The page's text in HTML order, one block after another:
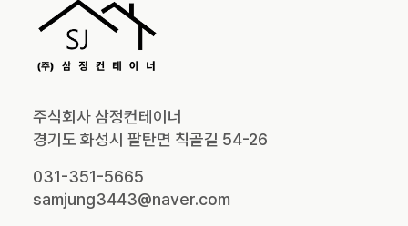
주식회사 삼정컨테이너
경기도 화성시 팔탄면 칙골길 54-26
031-351-5665
samjung3443@naver.com